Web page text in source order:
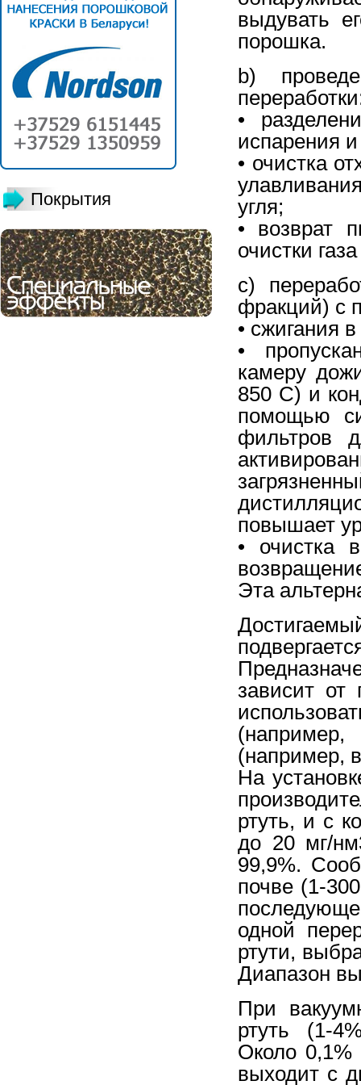
Покрытия
выдувать
порошка.
b)
•
испарения
• очистка
угля;
• возврат
очистки
c)
фракций) с
• сжигания
•
камеру
850 С) и
помощью
фильтров
повышает
• очистка
Эта
зависит от
(например,
На
ртуть, и с
до 20 мг/
99,9%.
почве (1-
одной
ртути,
Диапазон
При
ртуть (1-
Около 0,1%
выходит с